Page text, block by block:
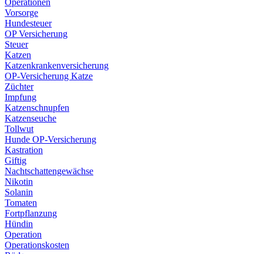
Operationen
Vorsorge
Hundesteuer
OP Versicherung
Steuer
Katzen
Katzenkrankenversicherung
OP-Versicherung Katze
Züchter
Impfung
Katzenschnupfen
Katzenseuche
Tollwut
Hunde OP-Versicherung
Kastration
Giftig
Nachtschattengewächse
Nikotin
Solanin
Tomaten
Fortpflanzung
Hündin
Operation
Operationskosten